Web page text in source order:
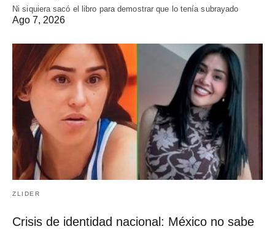
Ni siquiera sacó el libro para demostrar que lo tenía subrayado
Ago 7, 2026
ZLIDER
Crisis de identidad nacional: México no sabe